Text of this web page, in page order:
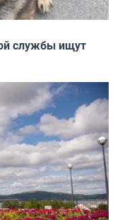
службы ищут